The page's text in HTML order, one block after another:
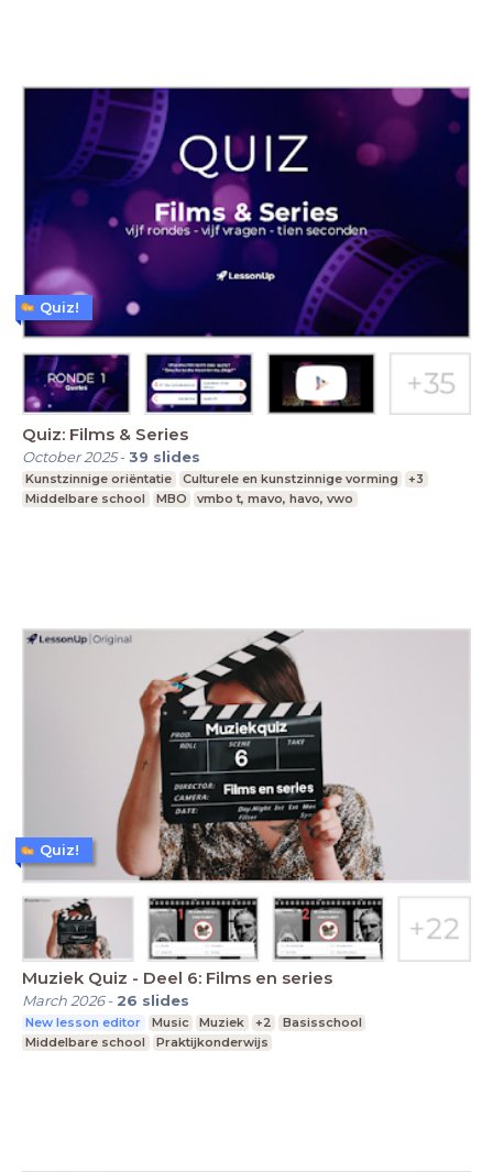
Quiz: Films & Series
October 2025-39 slides
Kunstzinnige oriëntatie Culturele en kunstzinnige vorming
+3
Middelbare school
MBO vmbo t, mavo, havo, vwo
Quiz!
Muziek Quiz - Deel 6: Films en series
March 2026- 26 slides
New lesson editor Music Muziek +2
Basisschool
Middelbare school
Praktijkonderwijs
Quiz!